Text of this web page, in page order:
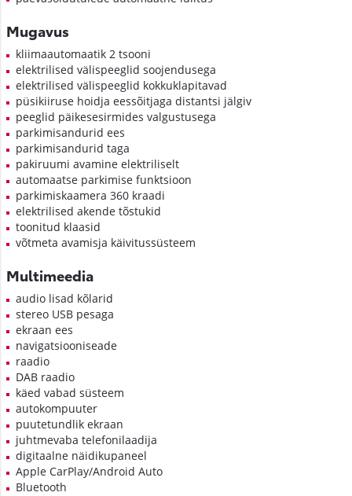
Mugavus
kliimaautomaatik 2 tsooni
elektrilised välispeeglid soojendusega
elektrilised välispeeglid kokkuklapitavad
püsikiiruse hoidja eessõitjaga distantsi jälgiv
peeglid päikesesirmides valgustusega
parkimisandurid ees
parkimisandurid taga
pakiruumi avamine elektriliselt
automaatse parkimise funktsioon
parkimiskaamera 360 kraadi
elektrilised akende tõstukid
toonitud klaasid
võtmeta avamisja käivitussüsteem
Multimeedia
audio lisad kõlarid
stereo USB pesaga
ekraan ees
navigatsiooniseade
raadio
DAB raadio
käed vabad süsteem
autokompuuter
puutetundlik ekraan
juhtmevaba telefonilaadija
digitaalne näidikupaneel
Apple CarPlay/Android Auto
Bluetooth